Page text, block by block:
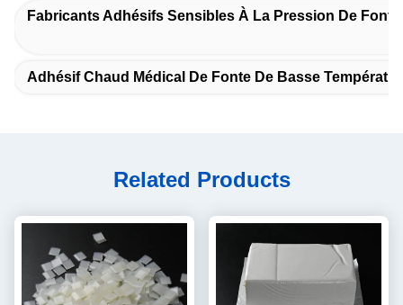
Fabricants Adhésifs Sensibles À La Pression De
Adhésif Chaud Médical De Fonte De Basse
Related Products